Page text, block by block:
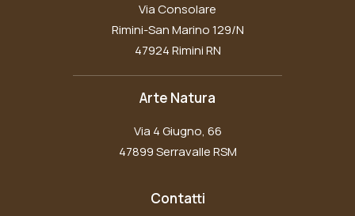
Via Consolare
Rimini-San Marino 129/N
47924 Rimini RN
Arte Natura
Via 4 Giugno, 66
47899 Serravalle RSM
Contatti